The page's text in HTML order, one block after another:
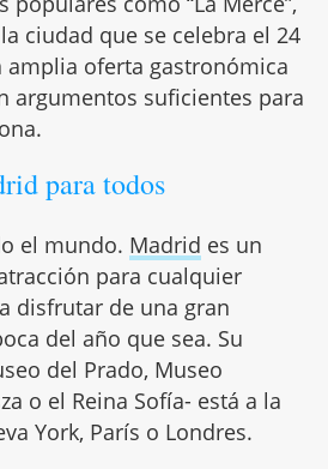
ciudad que se celebra el 24
amplia oferta gastronómica
argumentos suficientes para
para todos
el mundo. Madrid es un
para cualquier
disfrutar de una gran
del año que sea. Su
del Prado, Museo
o el Reina Sofía- está a la
York, París o Londres.